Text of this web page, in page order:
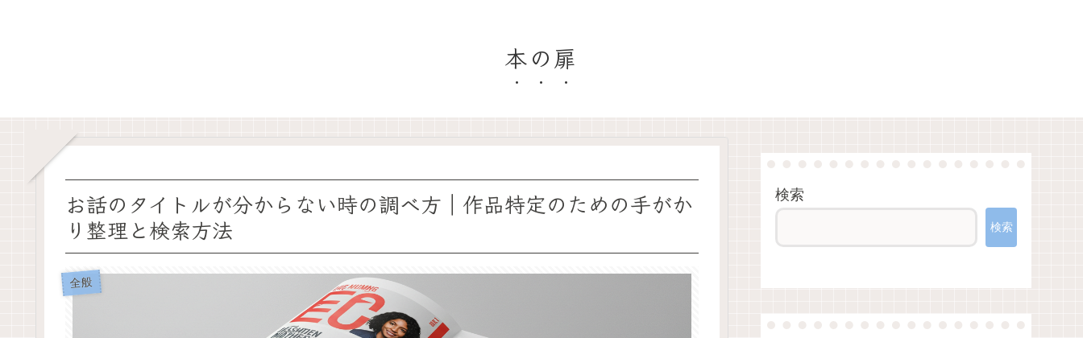
本の扉
お話のタイトルが分からない時の調べ方｜作品特定のための手がか
り整理と検索方法
全般
検索
検索